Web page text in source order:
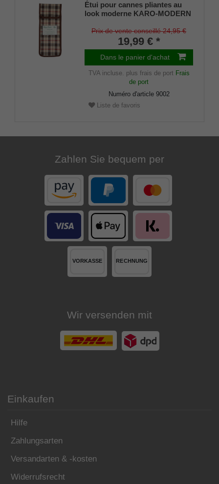
Étui pour cannes pliantes au
look moderne KARO-MODERN
Prix de vente conseillé 24,95 €
19,99 € *
Dans le panier d'achat
TVA incluse. plus frais de port Frais
de port
Numéro d'article 9002
Liste de favoris
Zahlen Sie bequem per
Wir versenden mit
Einkaufen
Hilfe
Zahlungsarten
Versandarten & -kosten
Widerrufsrecht